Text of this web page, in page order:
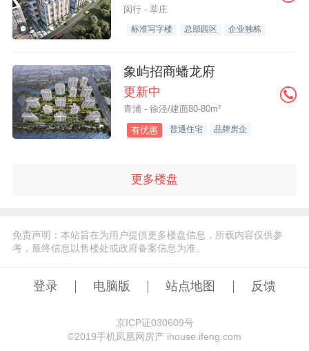
闵行 - 莘庄
标准写字楼 总部园区 企业独栋
象屿招商蟠龙府
更新中
青浦 - 徐泾/建面80-80m²
有优惠 普通住宅 品牌房企
更多楼盘
免责声明：本站旨在为用户提供更多楼盘信息，所载内容仅供参
考，最终信息以售楼处或政府备案信息为准。
登录 电脑版 站点地图 反馈
京ICP证030609号
©️2019手机凤凰网房产 ihouse.ifeng.com